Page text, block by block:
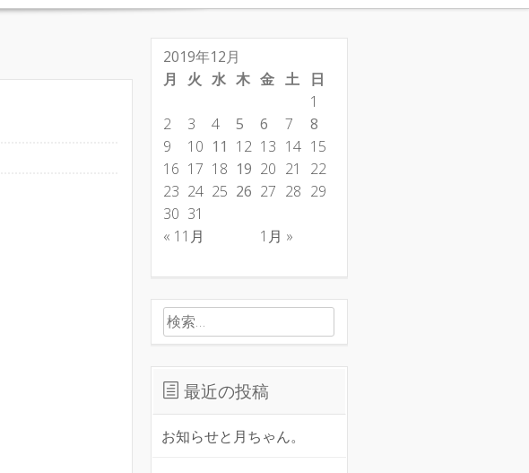
2019年12月
月
火 水 木 金 土 日
« 11月 1月 »
1
2
3 4 5 6 7
8
9
10 11 12 13 14 15
16 17 18 19 20 21
22
23 24 25 26 27 28 29
30 31
検索:
最近の投稿
お知らせと月ちゃん。